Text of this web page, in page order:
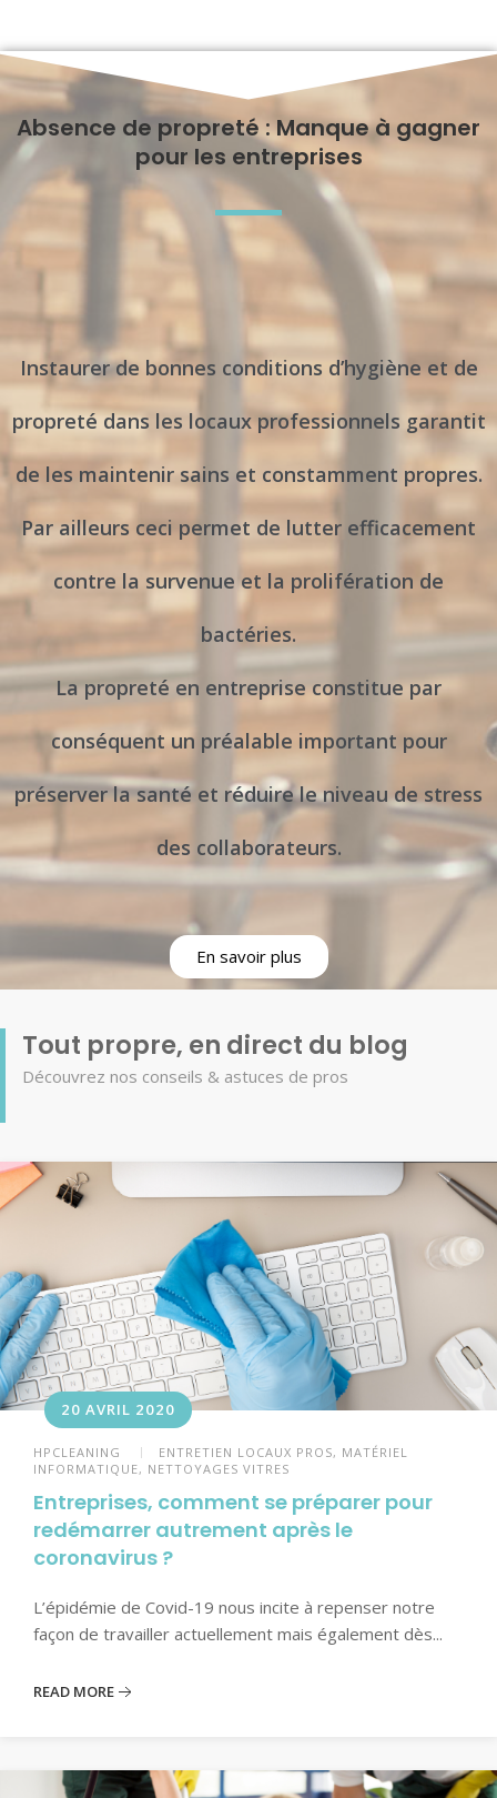
Absence de propreté : Manque à gagner
pour les entreprises
Instaurer de bonnes conditions d’hygiène et de
propreté dans les locaux professionnels garantit
de les maintenir sains et constamment propres.
Par ailleurs ceci permet de lutter efficacement
contre la survenue et la prolifération de
bactéries.
La propreté en entreprise constitue par
conséquent un préalable important pour
préserver la santé et réduire le niveau de stress
des collaborateurs.
En savoir plus
Tout propre, en direct du blog
Découvrez nos conseils & astuces de pros
20 AVRIL 2020
HPCLEANING ENTRETIEN LOCAUX PROS, MATÉRIEL
INFORMATIQUE, NETTOYAGES VITRES
Entreprises, comment se préparer pour
redémarrer autrement après le
coronavirus ?
L’épidémie de Covid-19 nous incite à repenser notre
façon de travailler actuellement mais également dès...
READ MORE